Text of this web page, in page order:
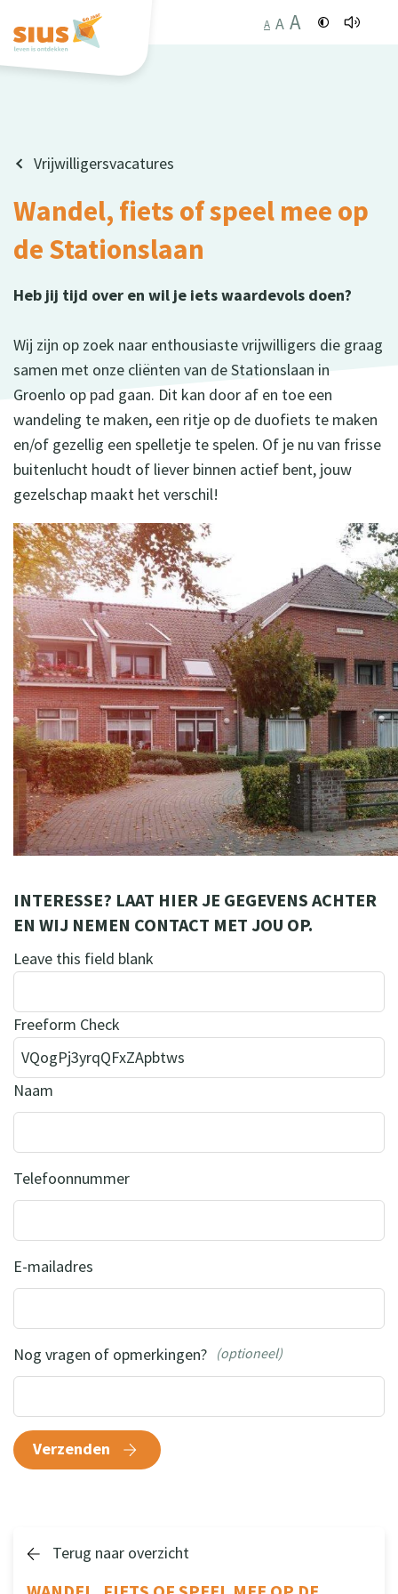
A A A
Terug naar overzicht
Vrijwilligersvacatures
Wandel, fiets of speel mee op
de Stationslaan
Heb jij tijd over en wil je iets waardevols doen?
Wij zijn op zoek naar enthousiaste vrijwilligers die graag
samen met onze cliënten van de Stationslaan in
Groenlo op pad gaan. Dit kan door af en toe een
wandeling te maken, een ritje op de duofiets te maken
en/of gezellig een spelletje te spelen. Of je nu van frisse
buitenlucht houdt of liever binnen actief bent, jouw
gezelschap maakt het verschil!
INTERESSE? LAAT HIER JE GEGEVENS ACHTER
EN WIJ NEMEN CONTACT MET JOU OP.
Leave this field blank
Freeform Check
Naam
Telefoonnummer
E-mailadres
Nog vragen of opmerkingen? (optioneel)
Verzenden